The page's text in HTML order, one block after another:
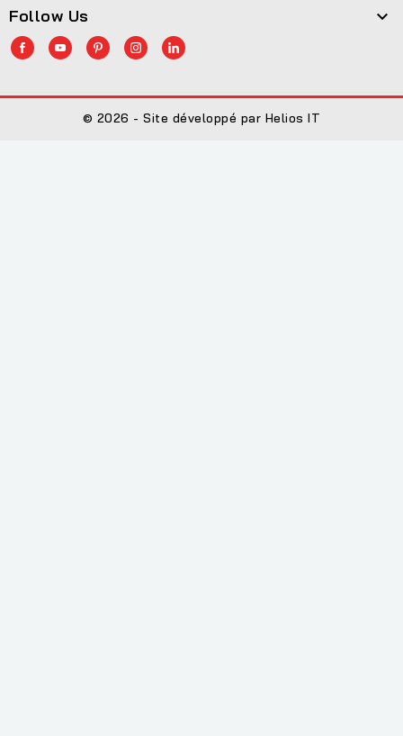
Follow Us 
© 2026 - Site développé par Helios IT